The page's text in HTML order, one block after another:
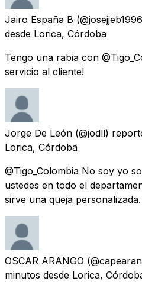
Jairo España B
desde Lorica, Córdoba
Tengo una rabia con
servicio al cliente!
Jorge De León (@jodll)
Lorica, Córdoba
@Tigo_Colombia No soy yo
ustedes en todo el
sirve una queja personalizada.
OSCAR ARANGO
minutos desde Lorica,